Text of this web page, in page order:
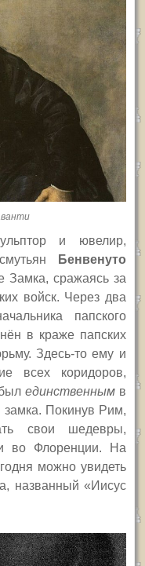
и ювелир,
Бенвенуто
Замка, сражаясь за
войск. Через два
папского
в краже папских
Здесь-то ему и
всех коридоров,
единственнымв
замка. Покинув Рим,
свои шедевры,
во Флоренции. На
можно увидеть
названный «Иисус